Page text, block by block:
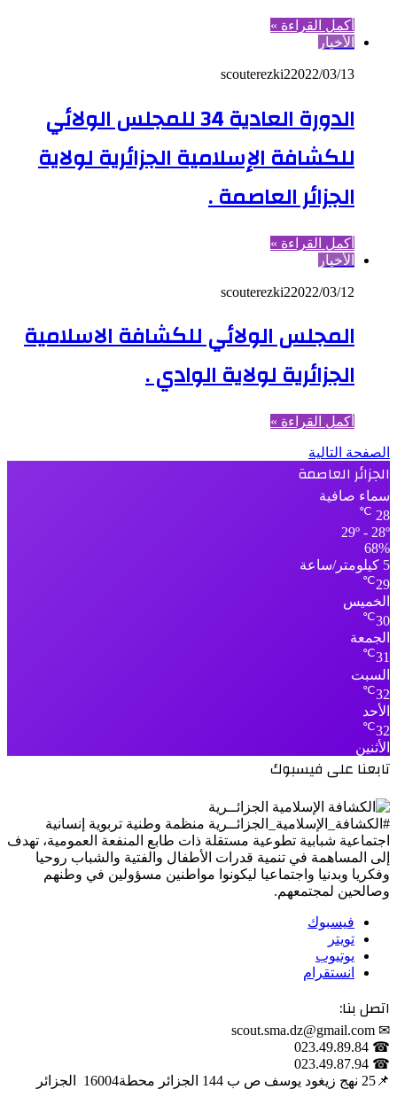
أكمل القراءة »
الأخبار
scouterezki22022/03/13
الدورة العادية 34 للمجلس الولائي
للكشافة الإسلامية الجزائرية لولاية
الجزائر العاصمة .
أكمل القراءة »
الأخبار
scouterezki22022/03/12
المجلس الولائي للكشافة الاسلامية
الجزائرية لولاية الوادي .
أكمل القراءة »
الصفحة التالية
الجزائر العاصمة
سماء صافية
28
℃
29º - 28º
68%
5 كيلومتر/ساعة
29
℃
الخميس
30
℃
الجمعة
31
℃
السبت
32
℃
الأحد
32
℃
الأثنين
تابعنا على فيسبوك
#الكشافة_الإسلامية_الجزائــرية منظمة وطنية تربوية إنسانية
اجتماعية شبابية تطوعية مستقلة ذات طابع المنفعة العمومية، تهدف
إلى المساهمة في تنمية قدرات الأطفال والفتية والشباب روحيا
وفكريا وبدنيا واجتماعيا ليكونوا مواطنين مسؤولين في وطنهم
وصالحين لمجتمعهم.
فيسبوك
تويتر
يوتيوب
انستقرام
اتصل بنا:
✉ scout.sma.dz@gmail.com
☎ 023.49.89.84
☎ 023.49.87.94
📌‎25 نهج زيغود يوسف ص ب 144 الجزائر محطة‎ 16004 الجزائر